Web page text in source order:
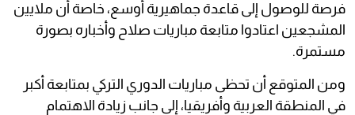
فرصة للوصول إلى قاعدة جماهيرية أوسع، خاصة أن ملايين
المشجعين اعتادوا متابعة مباريات صلاح وأخباره بصورة
مستمرة.
ومن المتوقع أن تحظى مباريات الدوري التركي بمتابعة أكبر
في المنطقة العربية وأفريقيا، إلى جانب زيادة الاهتمام